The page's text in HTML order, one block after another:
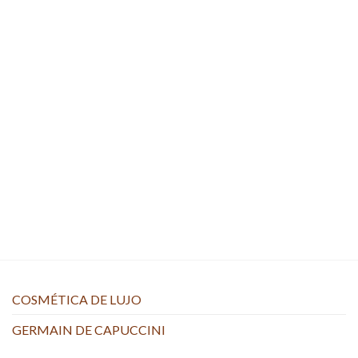
COSMÉTICA DE LUJO
GERMAIN DE CAPUCCINI